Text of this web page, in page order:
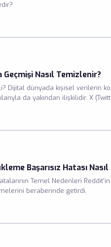
Nasıl Temizlenir?
Dijital dünyada kişisel verilerin
da yakından ilişkilidir. X
Başarısız Hatası
Temel Nedenleri
beraberinde getirdi.